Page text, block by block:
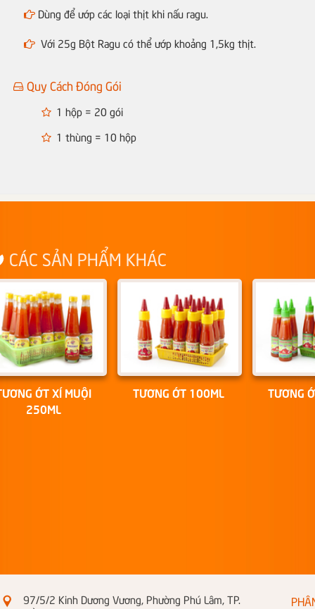
Dùng để ướp các loại thịt khi nấu ragu.
Với 25g Bột Ragu có thể ướp khoảng 1,5kg thịt.
Quy Cách Đóng Gói
1 hộp = 20 gói
1 thùng = 10 hộp
CÁC SẢN PHẨM KHÁC
ỚT XÍ MUỘI
250ML
TƯƠNG ỚT 100ML TƯƠNG
97/5/2 Kinh Dương Vương, Phường Phú Lâm, TP.